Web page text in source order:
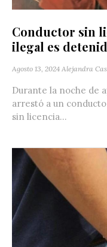
Conductor sin
ilegal es
Agosto 13, 2024 Alejandra
Durante la noche de
arrestó a un
sin licencia...